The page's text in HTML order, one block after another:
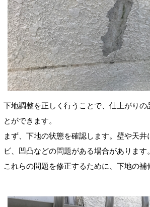
下地調整を正しく行うことで、仕上がりの
とができます。
まず、下地の状態を確認します。壁や天井
ビ、凹凸などの問題がある場合があります。
これらの問題を修正するために、下地の補